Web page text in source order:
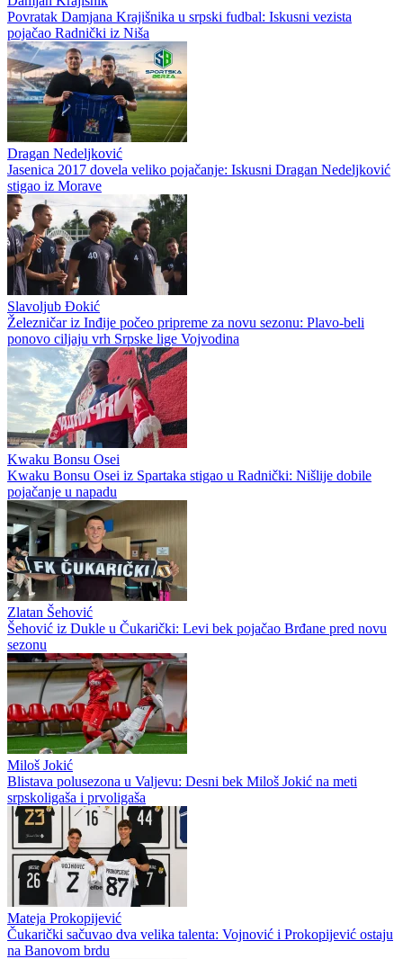
Povratak Damjana Krajišnika u srpski fudbal: Iskusni vezista
pojačao Radnički iz Niša
Dragan Nedeljković
Jasenica 2017 dovela veliko pojačanje: Iskusni Dragan Nedeljković
stigao iz Morave
Slavoljub Đokić
Železničar iz Inđije počeo pripreme za novu sezonu: Plavo-beli
ponovo ciljaju vrh Srpske lige Vojvodina
Kwaku Bonsu Osei
Kwaku Bonsu Osei iz Spartaka stigao u Radnički: Nišlije dobile
pojačanje u napadu
Zlatan Šehović
Šehović iz Dukle u Čukarički: Levi bek pojačao Brđane pred novu
sezonu
Miloš Jokić
Blistava polusezona u Valjevu: Desni bek Miloš Jokić na meti
srpskoligaša i prvoligaša
Mateja Prokopijević
Čukarički sačuvao dva velika talenta: Vojnović i Prokopijević ostaju
na Banovom brdu